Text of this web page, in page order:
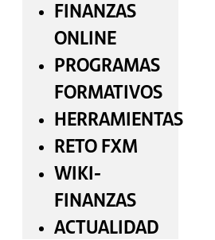
FINANZAS
ONLINE
PROGRAMAS
FORMATIVOS
HERRAMIENTAS
RETO FXM
WIKI-
FINANZAS
ACTUALIDAD